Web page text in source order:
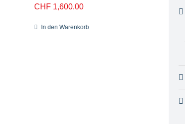
CHF 1,600.00
In den Warenkorb